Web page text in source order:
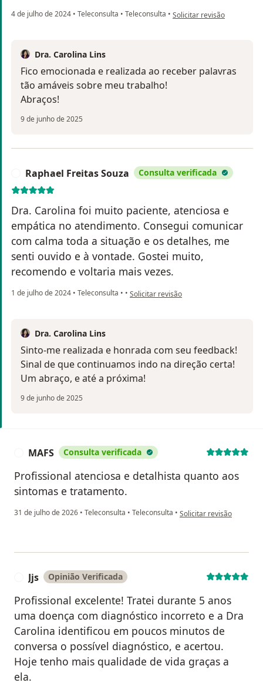
4 de julho de 2024 • Teleconsulta • Teleconsulta • na opinião do utilizador Iuri
Solicitar revisão
Dra. Carolina Lins
Fico emocionada e realizada ao receber palavras
tão amáveis sobre meu trabalho!
Abraços!
9 de junho de 2025
Raphael Freitas Souza Consulta verificada
Dra. Carolina foi muito paciente, atenciosa e
empática no atendimento. Consegui comunicar
com calma toda a situação e os detalhes, me
senti ouvido e à vontade. Gostei muito,
recomendo e voltaria mais vezes.
1 de julho de 2024 • Teleconsulta • • na opinião do utilizador Raphael Freitas
Solicitar revisão
Dra. Carolina Lins
Sinto-me realizada e honrada com seu feedback!
Sinal de que continuamos indo na direção certa!
Um abraço, e até a próxima!
9 de junho de 2025
MAFS Consulta verificada
Profissional atenciosa e detalhista quanto aos
sintomas e tratamento.
31 de julho de 2026 • Teleconsulta • Teleconsulta • na opinião do utilizador
Solicitar revisão
Jjs Opinião Verificada
Profissional excelente! Tratei durante 5 anos
uma doença com diagnóstico incorreto e a Dra
Carolina identificou em poucos minutos de
conversa o possível diagnóstico, e acertou.
Hoje tenho mais qualidade de vida graças a
ela.